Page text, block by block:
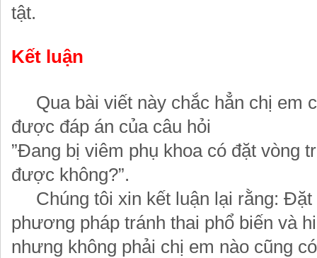
tật.
Kết luận
Qua bài viết này chắc hẳn chị em
được đáp án của câu hỏi
”Đang bị viêm phụ khoa có đặt vòng
được không?”.
Chúng tôi xin kết luận lại rằng: Đặt
phương pháp tránh thai phổ biến và
nhưng không phải chị em nào cũng